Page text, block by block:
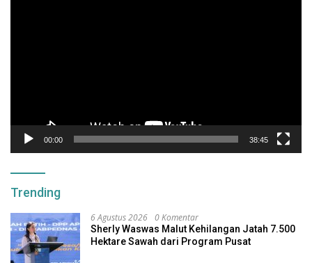
00:00 38:45
Trending
6 Agustus 2026 0 Komentar
Sherly Waswas Malut Kehilangan Jatah 7.500
Hektare Sawah dari Program Pusat